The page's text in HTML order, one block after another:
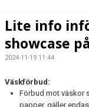
KALENDER
EXTRATRÄNING
Lite info
showcase
2024-11-19 11:44
Väskförbud:
Förbud mot väskor
papper, gäller